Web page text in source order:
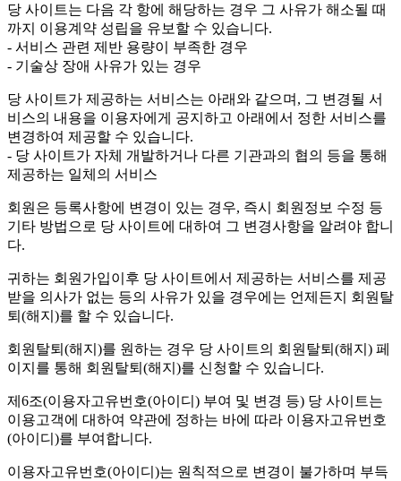
당 사이트는 다음 각 항에 해당하는 경우 그 사유가 해소될 때
까지 이용계약 성립을 유보할 수 있습니다.
- 서비스 관련 제반 용량이 부족한 경우
- 기술상 장애 사유가 있는 경우
당 사이트가 제공하는 서비스는 아래와 같으며, 그 변경될 서
비스의 내용을 이용자에게 공지하고 아래에서 정한 서비스를
변경하여 제공할 수 있습니다.
- 당 사이트가 자체 개발하거나 다른 기관과의 협의 등을 통해
제공하는 일체의 서비스
회원은 등록사항에 변경이 있는 경우, 즉시 회원정보 수정 등
기타 방법으로 당 사이트에 대하여 그 변경사항을 알려야 합니
다.
귀하는 회원가입이후 당 사이트에서 제공하는 서비스를 제공
받을 의사가 없는 등의 사유가 있을 경우에는 언제든지 회원탈
퇴(해지)를 할 수 있습니다.
회원탈퇴(해지)를 원하는 경우 당 사이트의 회원탈퇴(해지) 페
이지를 통해 회원탈퇴(해지)를 신청할 수 있습니다.
제6조(이용자고유번호(아이디) 부여 및 변경 등) 당 사이트는
이용고객에 대하여 약관에 정하는 바에 따라 이용자고유번호
(아이디)를 부여합니다.
이용자고유번호(아이디)는 원칙적으로 변경이 불가하며 부득